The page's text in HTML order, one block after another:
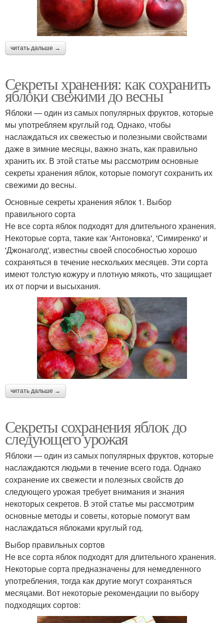
читать дальше →
Секреты хранения: как сохранить
яблоки свежими до весны
Яблоки — один из самых популярных фруктов, которые
мы употребляем круглый год. Однако, чтобы
наслаждаться их свежестью и полезными свойствами
даже в зимние месяцы, важно знать, как правильно
хранить их. В этой статье мы рассмотрим основные
секреты хранения яблок, которые помогут сохранить их
свежими до весны.
Основные секреты хранения яблок 1. Выбор
правильного сорта
Не все сорта яблок подходят для длительного хранения.
Некоторые сорта, такие как 'Антоновка', 'Симиренко' и
'Джонаголд', известны своей способностью хорошо
сохраняться в течение нескольких месяцев. Эти сорта
имеют толстую кожуру и плотную мякоть, что защищает
их от порчи и высыхания.
читать дальше →
Секреты сохранения яблок до
следующего урожая
Яблоки — один из самых популярных фруктов, которые
наслаждаются людьми в течение всего года. Однако
сохранение их свежести и полезных свойств до
следующего урожая требует внимания и знания
некоторых секретов. В этой статье мы рассмотрим
основные методы и советы, которые помогут вам
наслаждаться яблоками круглый год.
Выбор правильных сортов
Не все сорта яблок подходят для длительного хранения.
Некоторые сорта предназначены для немедленного
употребления, тогда как другие могут сохраняться
месяцами. Вот некоторые рекомендации по выбору
подходящих сортов: